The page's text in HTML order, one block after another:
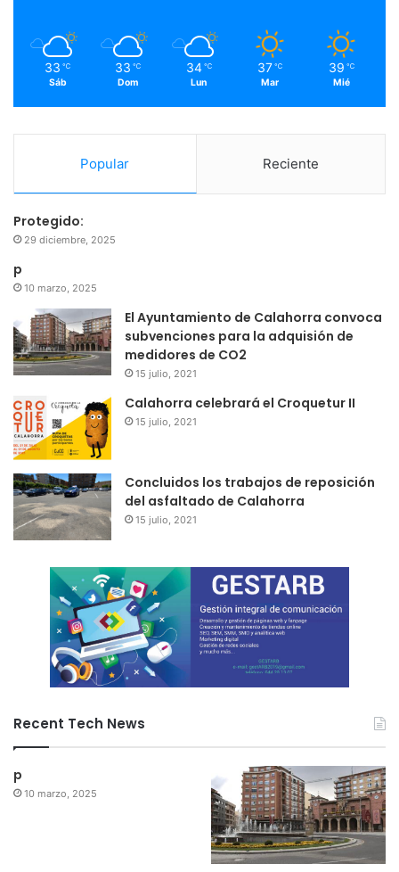
m
33 ℃
Sáb
33 ℃
Dom
34 ℃
Lun
37 ℃
Mar
39 ℃
Mié
Popular Reciente
Protegido:
29 diciembre, 2025
p
10 marzo, 2025
El Ayuntamiento de Calahorra convoca
subvenciones para la adquisión de
medidores de CO2
15 julio, 2021
Calahorra celebrará el Croquetur II
15 julio, 2021
Concluidos los trabajos de reposición
del asfaltado de Calahorra
15 julio, 2021
Recent Tech News
p
10 marzo, 2025